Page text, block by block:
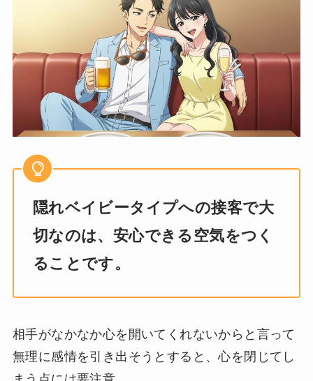
隠れベイビータイプへの接客で大
切なのは、安心できる空気をつく
ることです。
相手がなかなか心を開いてくれないからと言って
無理に感情を引き出そうとすると、心を閉じてし